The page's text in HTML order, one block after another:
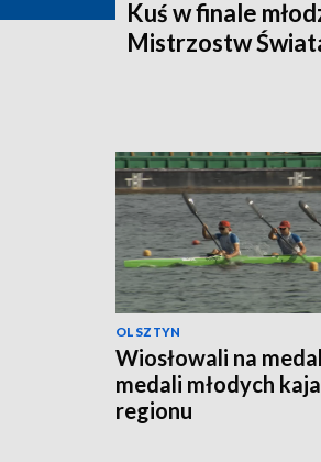
Kuś w finale
Mistrzostw
OLSZTYN
Wiosłowali na
medali młodych
regionu